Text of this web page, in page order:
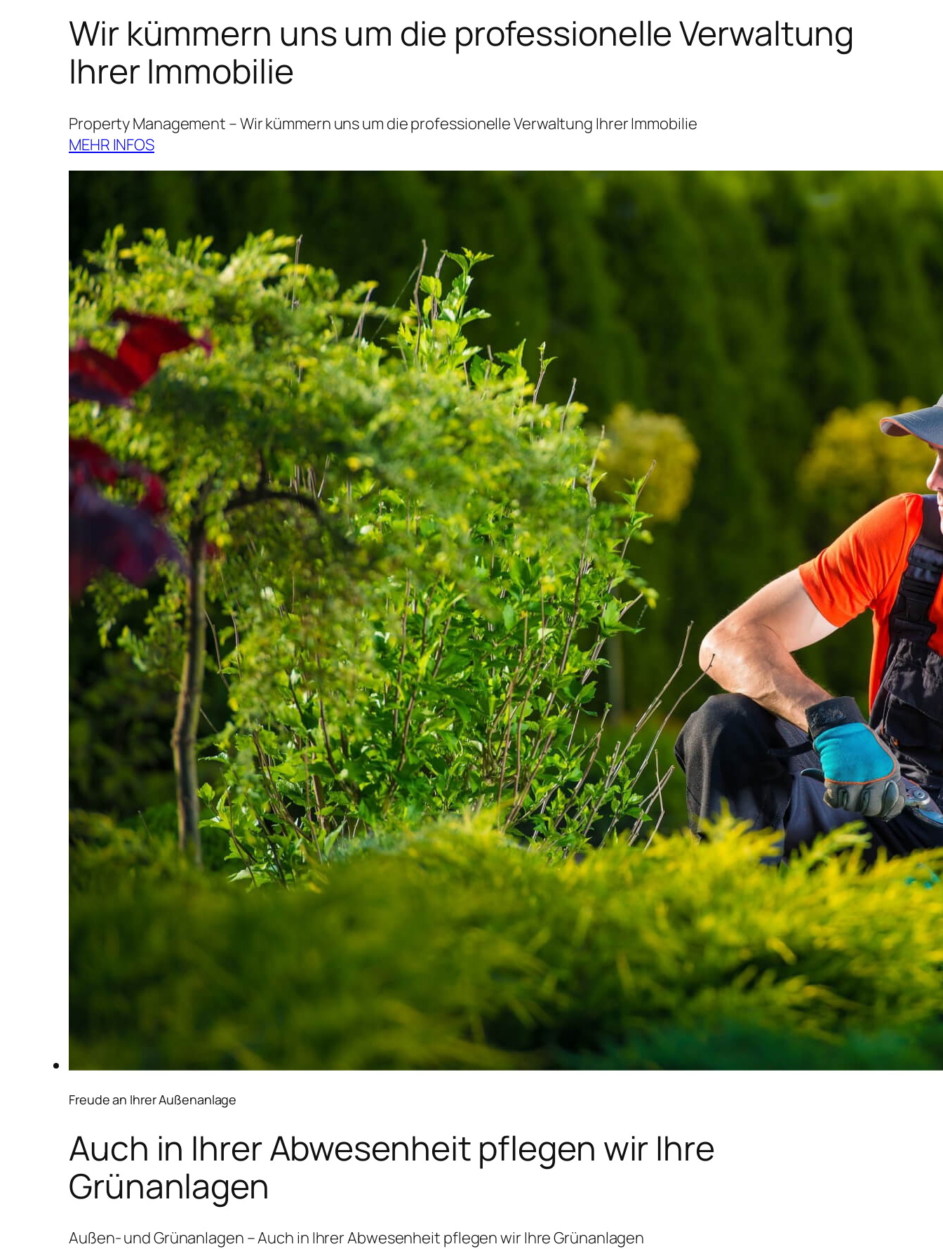
Wir kümmern uns um die professionelle Verwaltung
Ihrer Immobilie
Property Management – Wir kümmern uns um die professionelle Verwaltung Ihrer Immobilie
MEHR INFOS
Freude an Ihrer Außenanlage
Auch in Ihrer Abwesenheit pflegen wir Ihre
Grünanlagen
Außen- und Grünanlagen – Auch in Ihrer Abwesenheit pflegen wir Ihre Grünanlagen